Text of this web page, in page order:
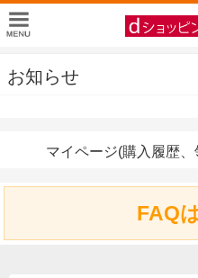
お知らせ
マイページ(購入履歴
FAQ